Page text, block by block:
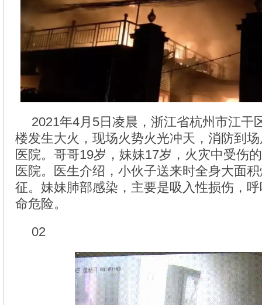
2021年4月5日凌晨，浙江省杭州市江干
楼发生大火，现场火势火光冲天，消防到
医院。哥哥19岁，妹妹17岁，火灾中受伤
医院。医生介绍，小伙子送来时全身大面
征。妹妹肺部感染，主要是吸入性损伤，
命危险。
02